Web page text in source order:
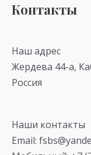
Контакты
Наш адрес
Жердева 44-а,
Россия
Наши контакты
Email: